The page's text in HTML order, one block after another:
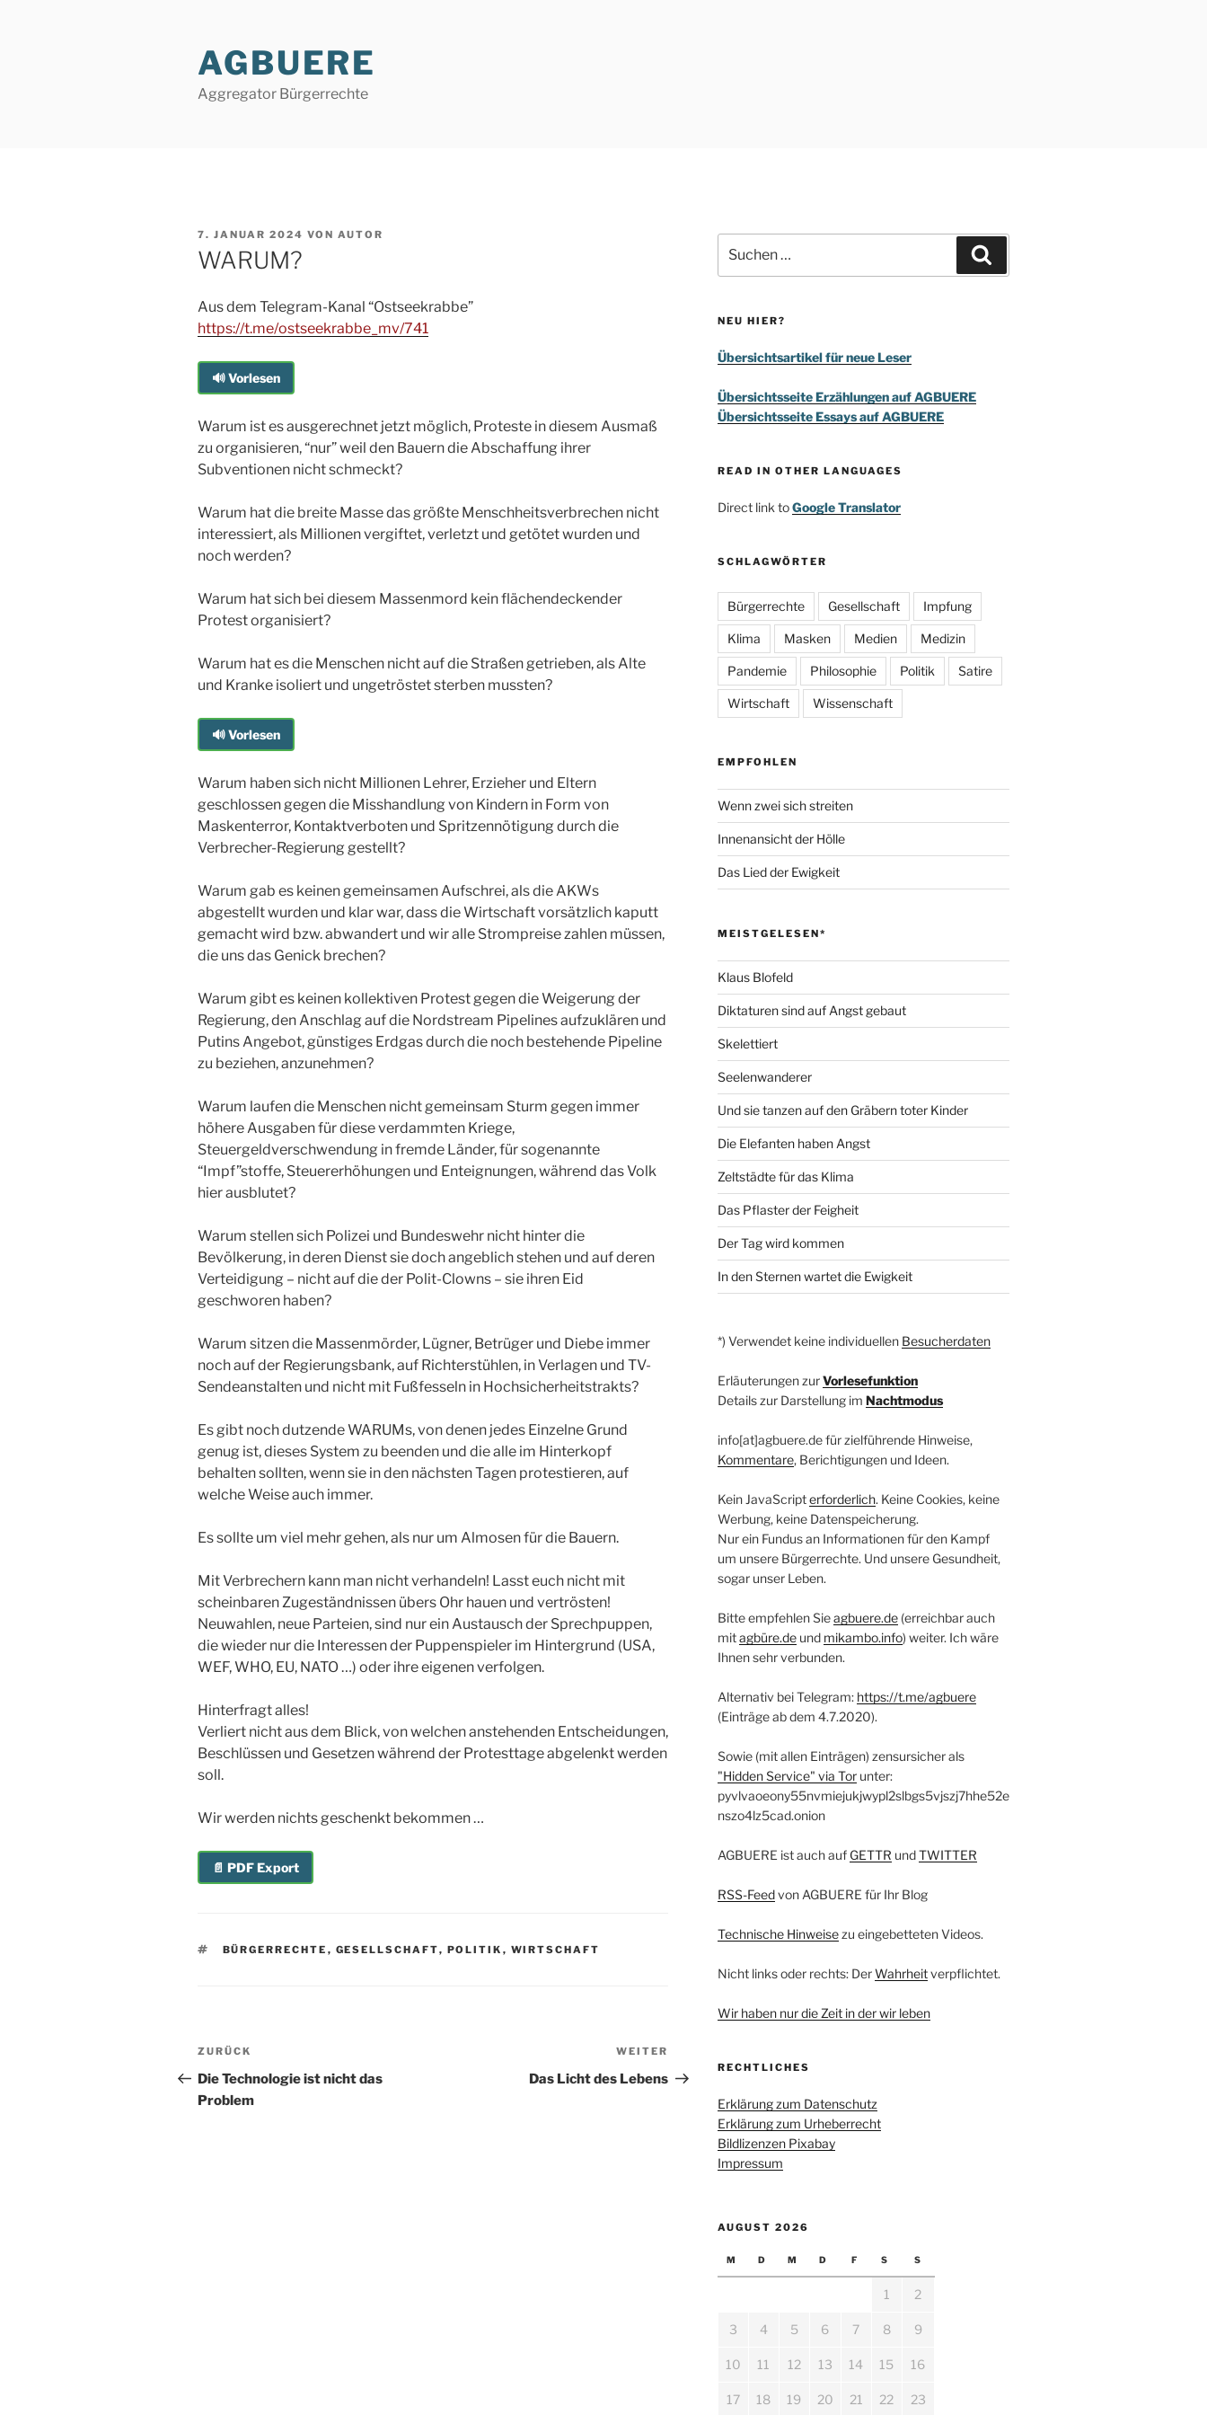
AGBUERE
Aggregator Bürgerrechte
VERÖFFENTLICHT
AM
7. JANUAR 2024 VON AUTOR
WARUM?
Aus dem Telegram-Kanal “Ostseekrabbe”
https://t.me/ostseekrabbe_mv/741
🔊 Vorlesen
Warum ist es ausgerechnet jetzt möglich, Proteste in diesem Ausmaß
zu organisieren, “nur” weil den Bauern die Abschaffung ihrer
Subventionen nicht schmeckt?
Warum hat die breite Masse das größte Menschheitsverbrechen nicht
interessiert, als Millionen vergiftet, verletzt und getötet wurden und
noch werden?
Warum hat sich bei diesem Massenmord kein flächendeckender
Protest organisiert?
Warum hat es die Menschen nicht auf die Straßen getrieben, als Alte
und Kranke isoliert und ungetröstet sterben mussten?
🔊 Vorlesen
Warum haben sich nicht Millionen Lehrer, Erzieher und Eltern
geschlossen gegen die Misshandlung von Kindern in Form von
Maskenterror, Kontaktverboten und Spritzennötigung durch die
Verbrecher-Regierung gestellt?
Warum gab es keinen gemeinsamen Aufschrei, als die AKWs
abgestellt wurden und klar war, dass die Wirtschaft vorsätzlich kaputt
gemacht wird bzw. abwandert und wir alle Strompreise zahlen müssen,
die uns das Genick brechen?
Warum gibt es keinen kollektiven Protest gegen die Weigerung der
Regierung, den Anschlag auf die Nordstream Pipelines aufzuklären und
Putins Angebot, günstiges Erdgas durch die noch bestehende Pipeline
zu beziehen, anzunehmen?
Warum laufen die Menschen nicht gemeinsam Sturm gegen immer
höhere Ausgaben für diese verdammten Kriege,
Steuergeldverschwendung in fremde Länder, für sogenannte
“Impf”stoffe, Steuererhöhungen und Enteignungen, während das Volk
hier ausblutet?
Warum stellen sich Polizei und Bundeswehr nicht hinter die
Bevölkerung, in deren Dienst sie doch angeblich stehen und auf deren
Verteidigung – nicht auf die der Polit-Clowns – sie ihren Eid
geschworen haben?
Warum sitzen die Massenmörder, Lügner, Betrüger und Diebe immer
noch auf der Regierungsbank, auf Richterstühlen, in Verlagen und TV-
Sendeanstalten und nicht mit Fußfesseln in Hochsicherheitstrakts?
Es gibt noch dutzende WARUMs, von denen jedes Einzelne Grund
genug ist, dieses System zu beenden und die alle im Hinterkopf
behalten sollten, wenn sie in den nächsten Tagen protestieren, auf
welche Weise auch immer.
Es sollte um viel mehr gehen, als nur um Almosen für die Bauern.
Mit Verbrechern kann man nicht verhandeln! Lasst euch nicht mit
scheinbaren Zugeständnissen übers Ohr hauen und vertrösten!
Neuwahlen, neue Parteien, sind nur ein Austausch der Sprechpuppen,
die wieder nur die Interessen der Puppenspieler im Hintergrund (USA,
WEF, WHO, EU, NATO …) oder ihre eigenen verfolgen.
Hinterfragt alles!
Verliert nicht aus dem Blick, von welchen anstehenden Entscheidungen,
Beschlüssen und Gesetzen während der Protesttage abgelenkt werden
soll.
Wir werden nichts geschenkt bekommen …
📄 PDF Export
SCHLAGWÖRTER
BÜRGERRECHTE , GESELLSCHAFT, POLITIK , WIRTSCHAFT
Beitragsnavigation
Vorheriger
Beitrag
ZURÜCK
Die Technologie ist nicht das
Problem
Beitrag
WEITER
Das Licht des Lebens
nach:
NEU HIER?
Übersichtsartikel für neue Leser
Übersichtsseite Erzählungen auf AGBUERE
Übersichtsseite Essays auf AGBUERE
READ IN OTHER LANGUAGES
Direct link toGoogle Translator
SCHLAGWÖRTER
Bürgerrechte Gesellschaft Impfung
Klima Masken Medien Medizin
Pandemie Philosophie Politik Satire
Wirtschaft Wissenschaft
EMPFOHLEN
Wenn zwei sich streiten
Innenansicht der Hölle
Das Lied der Ewigkeit
MEISTGELESEN*
Klaus Blofeld
Diktaturen sind auf Angst gebaut
Skelettiert
Seelenwanderer
Und sie tanzen auf den Gräbern toter Kinder
Die Elefanten haben Angst
Zeltstädte für das Klima
Das Pflaster der Feigheit
Der Tag wird kommen
In den Sternen wartet die Ewigkeit
*) Verwendet keine individuellen Besucherdaten
Erläuterungen zurVorlesefunktion
Details zur Darstellung im Nachtmodus
info[at]agbuere.de für zielführende Hinweise,
Kommentare, Berichtigungen und Ideen.
Kein JavaScripterforderlich. Keine Cookies, keine
Werbung, keine Datenspeicherung.
Nur ein Fundus an Informationen für den Kampf
um unsere Bürgerrechte. Und unsere Gesundheit,
sogar unser Leben.
Bitte empfehlen Sieagbuere.de(erreichbar auch
mitagbüre.deund mikambo.info) weiter. Ich wäre
Ihnen sehr verbunden.
Alternativ bei Telegram: https://t.me/agbuere
(Einträge ab dem 4.7.2020).
Sowie (mit allen Einträgen) zensursicher als
"Hidden Service" via Torunter:
pyvlvaoeony55nvmiejukjwypl2slbgs5vjszj7hhe52e
nszo4lz5cad.onion
AGBUERE ist auch auf GETTR undTWITTER
RSS-Feedvon AGBUERE für Ihr Blog
Technische Hinweisezu eingebetteten Videos.
Nicht links oder rechts: DerWahrheitverpflichtet.
Wir haben nur die Zeit in der wir leben
RECHTLICHES
Erklärung zum Datenschutz
Erklärung zum Urheberrecht
Bildlizenzen Pixabay
Impressum
AUGUST 2026
M D M D F S S
1 2
3 4 5 6 7 8 9
10 11 12 13 14 15 16
17 18 19 20 21 22 23